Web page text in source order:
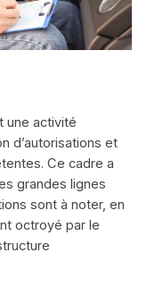
une activité
d’autorisations et
Ce cadre a
grandes lignes
sont à noter, en
octroyé par le